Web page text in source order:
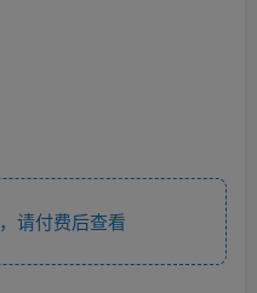
请付费后查看